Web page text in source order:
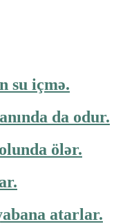
su içmə.
da odur.
ölər.
atarlar.